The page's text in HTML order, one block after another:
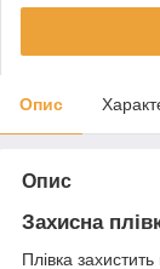
Опис
Опис
Захисна
Плівка